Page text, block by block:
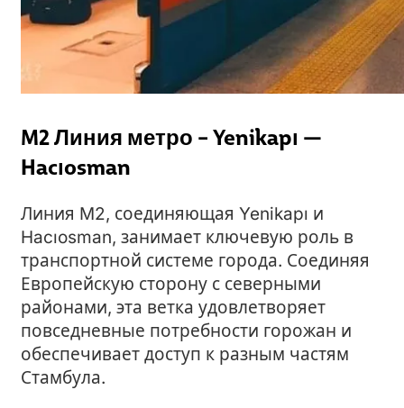
M2 Линия метро – Yenikapı —
Hacıosman
Линия M2, соединяющая Yenikapı и
Hacıosman, занимает ключевую роль в
транспортной системе города. Соединяя
Европейскую сторону с северными
районами, эта ветка удовлетворяет
повседневные потребности горожан и
обеспечивает доступ к разным частям
Стамбула.